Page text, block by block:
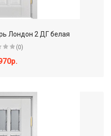
Лондон 2 ДГ белая
(0)